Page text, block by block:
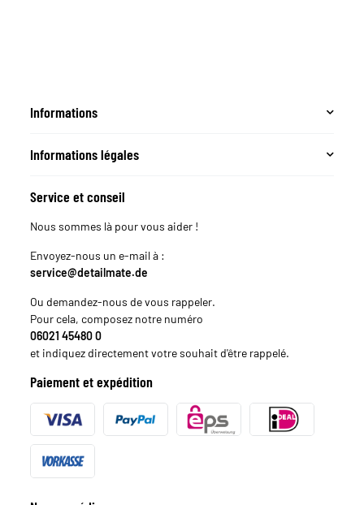
Informations
Informations légales
Service et conseil
Nous sommes là pour vous aider !
Envoyez-nous un e-mail à :
service@detailmate.de
Ou demandez-nous de vous rappeler.
Pour cela, composez notre numéro
06021 45480 0
et indiquez directement votre souhait d'être rappelé.
Paiement et expédition